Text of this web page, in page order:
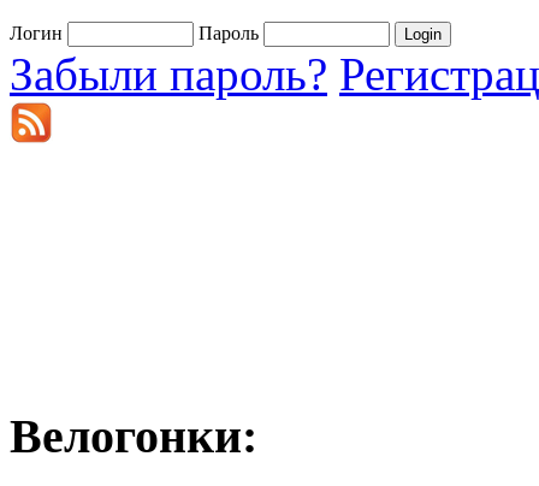
Логин Пароль
Забыли пароль?
Велогонки: